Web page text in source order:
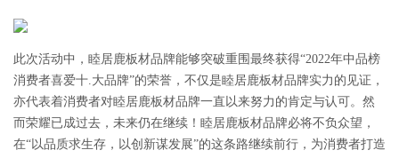
此次活动中，睦居鹿板材品牌能够突破重围最终获得“2022年中品榜
消费者喜爱十.大品牌”的荣誉，不仅是睦居鹿板材品牌实力的见证，
亦代表着消费者对睦居鹿板材品牌一直以来努力的肯定与认可。然
而荣耀已成过去，未来仍在继续！睦居鹿板材品牌必将不负众望，
在“以品质求生存，以创新谋发展”的这条路继续前行，为消费者打造